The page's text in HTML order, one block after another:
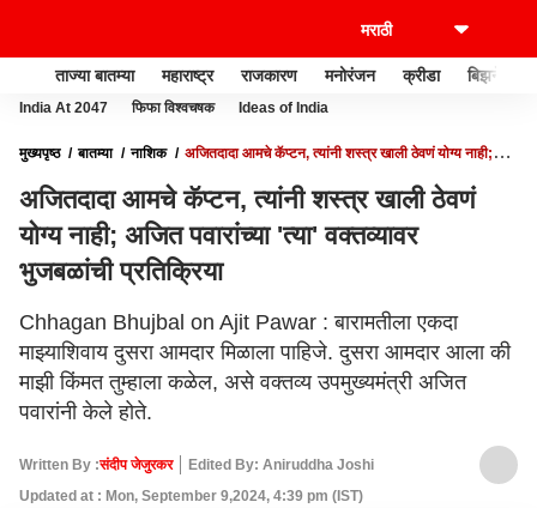
ताज्या बातम्या महाराष्ट्र राजकारण मनोरंजन क्रीडा बिझनेस
India At 2047 फिफा विश्वचषक Ideas of India
मुख्यपृष्ठ बातम्या नाशिक
अजितदादा आमचे कॅप्टन, त्यांनी शस्त्र खाली ठेवणं योग्य नाही;
अजितदादा आमचे कॅप्टन, त्यांनी शस्त्र खाली ठेवणं
योग्य नाही; अजित पवारांच्या 'त्या' वक्तव्यावर
भुजबळांची प्रतिक्रिया
Chhagan Bhujbal on Ajit Pawar : बारामतीला एकदा
माझ्याशिवाय दुसरा आमदार मिळाला पाहिजे. दुसरा आमदार आला की
माझी किंमत तुम्हाला कळेल, असे वक्तव्य उपमुख्यमंत्री अजित
पवारांनी केले होते.
Written By :संदीप जेजुरकर
Edited By: Aniruddha Joshi
Updated at : Mon, September 9,2024, 4:39 pm (IST)